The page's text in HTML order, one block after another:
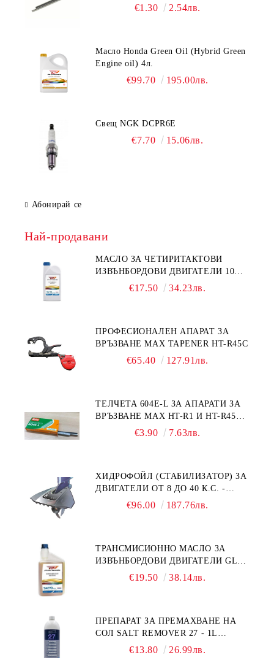
€1.30 2.54лв.
Масло Honda Green Oil (Hybrid Green
Engine oil) 4л.
€99.70 195.00лв.
Свещ NGK DCPR6E
€7.70 15.06лв.
Абонирай се
Най-продавани
МАСЛО ЗА ЧЕТИРИТАКТОВИ
ИЗВЪНБОРДОВИ ДВИГАТЕЛИ 10W-
30 HONDA MARINE 08221-999-
€17.50 34.23лв.
ПРОФЕСИОНАЛЕН АПАРАТ ЗА
ВРЪЗВАНЕ MAX TAPENER HT-R45C
€65.40 127.91лв.
ТЕЛЧЕТА 604E-L ЗА АПАРАТИ ЗА
ВРЪЗВАНЕ MAX HT-R1 И HT-R45C
€3.90 7.63лв.
ХИДРОФОЙЛ (СТАБИЛИЗАТОР) ЗА
ДВИГАТЕЛИ ОТ 8 ДО 40 К.С. -
УНИВЕРСАЛЕН SE SPORT 200
€96.00 187.76лв.
ТРАНСМИСИОННО МАСЛО ЗА
ИЗВЪНБОРДОВИ ДВИГАТЕЛИ GL4
HONDA MARINE 08251-999-102PRO
€19.50 38.14лв.
ПРЕПАРАТ ЗА ПРЕМАХВАНЕ НА
СОЛ SALT REMOVER 27 - 1L
NAUTIC CLEAN
€13.80 26.99лв.